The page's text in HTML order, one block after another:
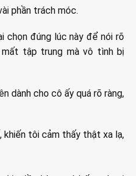
phần trách móc.
chọn đúng lúc này để nói rõ
mất tập trung mà vô tình bị
dành cho cô ấy quá rõ ràng,
khiến tôi cảm thấy thật xa lạ,